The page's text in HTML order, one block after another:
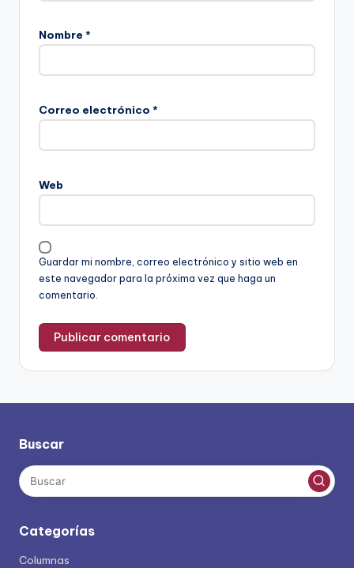
Nombre *
Correo electrónico *
Web
Guardar mi nombre, correo electrónico y sitio web en
este navegador para la próxima vez que haga un
comentario.
Buscar
Categorías
Columnas